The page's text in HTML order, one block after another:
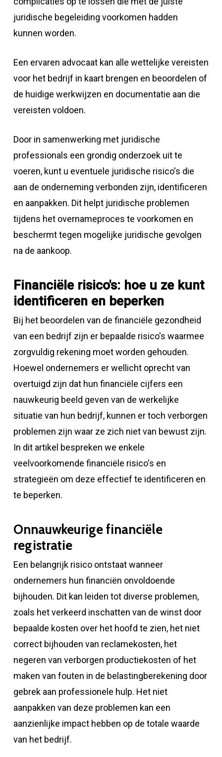
juridische begeleiding voorkomen hadden
kunnen worden.
Een ervaren advocaat kan alle wettelijke vereisten
voor het bedrijf in kaart brengen en beoordelen of
de huidige werkwijzen en documentatie aan die
vereisten voldoen.
Door in samenwerking met juridische
professionals een grondig onderzoek uit te
voeren, kunt u eventuele juridische risico's die
aan de onderneming verbonden zijn, identificeren
en aanpakken. Dit helpt juridische problemen
tijdens het overnameproces te voorkomen en
beschermt tegen mogelijke juridische gevolgen
na de aankoop.
Financiële risico's: hoe u ze kunt
identificeren en beperken
Bij het beoordelen van de financiële gezondheid
van een bedrijf zijn er bepaalde risico's waarmee
zorgvuldig rekening moet worden gehouden.
Hoewel ondernemers er wellicht oprecht van
overtuigd zijn dat hun financiële cijfers een
nauwkeurig beeld geven van de werkelijke
situatie van hun bedrijf, kunnen er toch verborgen
problemen zijn waar ze zich niet van bewust zijn.
In dit artikel bespreken we enkele
veelvoorkomende financiële risico's en
strategieën om deze effectief te identificeren en
te beperken.
Onnauwkeurige financiële
registratie
Een belangrijk risico ontstaat wanneer
ondernemers hun financiën onvoldoende
bijhouden. Dit kan leiden tot diverse problemen,
zoals het verkeerd inschatten van de winst door
bepaalde kosten over het hoofd te zien, het niet
correct bijhouden van reclamekosten, het
negeren van verborgen productiekosten of het
maken van fouten in de belastingberekening door
gebrek aan professionele hulp. Het niet
aanpakken van deze problemen kan een
aanzienlijke impact hebben op de totale waarde
van het bedrijf.